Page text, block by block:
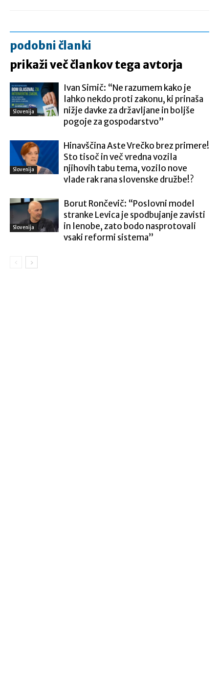
podobni članki
prikaži več člankov tega avtorja
Slovenija
Ivan Simič: “Ne razumem kako je
lahko nekdo proti zakonu, ki prinaša
nižje davke za državljane in boljše
pogoje za gospodarstvo”
Slovenija
Hinavščina Aste Vrečko brez primere!
Sto tisoč in več vredna vozila
njihovih tabu tema, vozilo nove
vlade rak rana slovenske družbe!?
Slovenija
Borut Rončevič: “Poslovni model
stranke Levica je spodbujanje zavisti
in lenobe, zato bodo nasprotovali
vsaki reformi sistema”